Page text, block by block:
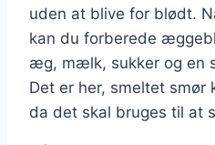
uden at blive for blødt.
kan du forberede
æg, mælk, sukker og en
Det er her, smeltet smør
da det skal bruges til at